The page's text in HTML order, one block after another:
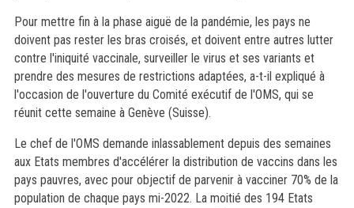
Pour mettre fin à la phase aiguë de la pandémie, les pays ne
doivent pas rester les bras croisés, et doivent entre autres lutter
contre l'iniquité vaccinale, surveiller le virus et ses variants et
prendre des mesures de restrictions adaptées, a-t-il expliqué à
l'occasion de l'ouverture du Comité exécutif de l'OMS, qui se
réunit cette semaine à Genève (Suisse).
Le chef de l'OMS demande inlassablement depuis des semaines
aux Etats membres d'accélérer la distribution de vaccins dans les
pays pauvres, avec pour objectif de parvenir à vacciner 70% de la
population de chaque pays mi-2022. La moitié des 194 Etats